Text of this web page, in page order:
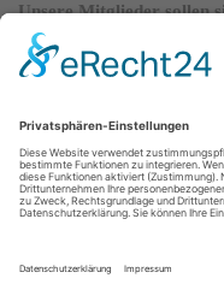
Unsere Mitglieder sollen
Berufsstandes ihrer
volkswirtschaftlichen
PREISSPIEGEL
Der RDM erstellt seit
den Regierungsbezirk